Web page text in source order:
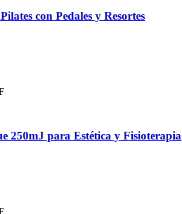
con Pedales y Resortes
250mJ para Estética y Fisioterapia